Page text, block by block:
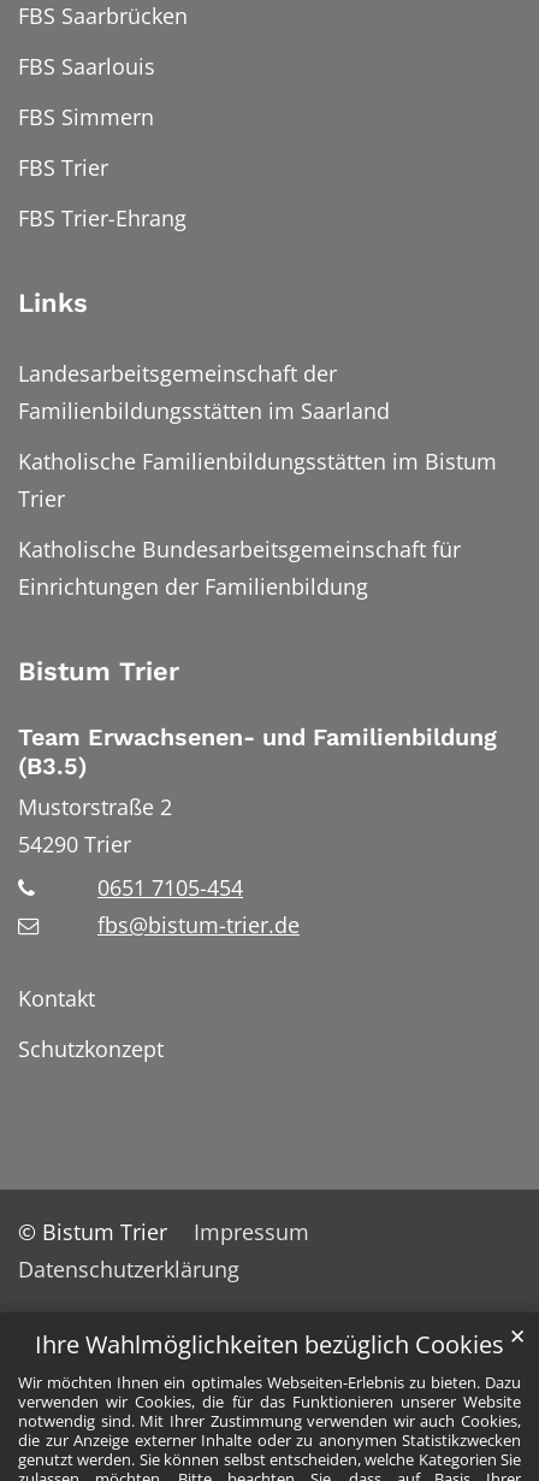
Ihre Wahlmöglichkeiten bezüglich Cookies
Wir möchten Ihnen ein optimales Webseiten-Erlebnis zu bieten. Dazu
verwenden wir Cookies, die für das Funktionieren unserer Website
notwendig sind. Mit Ihrer Zustimmung verwenden wir auch Cookies,
die zur Anzeige externer Inhalte oder zu anonymen Statistikzwecken
genutzt werden. Sie können selbst entscheiden, welche Kategorien Sie
✕
FBS Saarbrücken
FBS Saarlouis
FBS Simmern
FBS Trier
FBS Trier-Ehrang
Links
Landesarbeitsgemeinschaft der
Familienbildungsstätten im Saarland
Katholische Familienbildungsstätten im Bistum
Trier
Katholische Bundesarbeitsgemeinschaft für
Einrichtungen der Familienbildung
Bistum Trier
Team Erwachsenen- und Familienbildung
(B3.5)
Mustorstraße 2
54290 Trier
0651 7105-454
fbs@bistum-trier.de
Kontakt
Schutzkonzept
© Bistum Trier
Impressum
Datenschutzerklärung